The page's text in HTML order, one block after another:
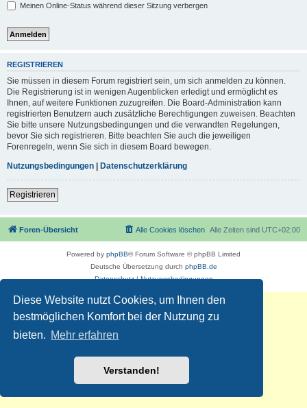
Diese Website nutzt Cookies, um Ihnen den
bestmöglichen Komfort bei der Nutzung zu
bieten. Mehr erfahren
Verstanden!
Meinen Online-Status während dieser Sitzung verbergen
REGISTRIEREN
Sie müssen in diesem Forum registriert sein, um sich anmelden zu können.
Die Registrierung ist in wenigen Augenblicken erledigt und ermöglicht es
Ihnen, auf weitere Funktionen zuzugreifen. Die Board-Administration kann
registrierten Benutzern auch zusätzliche Berechtigungen zuweisen. Beachten
Sie bitte unsere Nutzungsbedingungen und die verwandten Regelungen,
bevor Sie sich registrieren. Bitte beachten Sie auch die jeweiligen
Forenregeln, wenn Sie sich in diesem Board bewegen.
Nutzungsbedingungen | Datenschutzerklärung
Registrieren
Foren-Übersicht Alle Zeiten sind UTC+02:00
Alle Cookies löschen
Powered by phpBB® Forum Software © phpBB Limited
Deutsche Übersetzung durch phpBB.de
Datenschutz|Nutzungsbedingungen